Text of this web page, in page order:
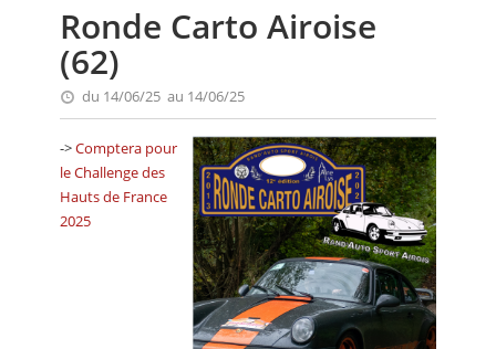
RALLYE
MONTAGNE
EVÈNEMENTS
CALENDRIER
FOCUS
PETITES ANNONCES
Ronde Carto Airoise
(62)
du 14/06/25 au 14/06/25
->Comptera pour
le Challenge des
Hauts de France
2025